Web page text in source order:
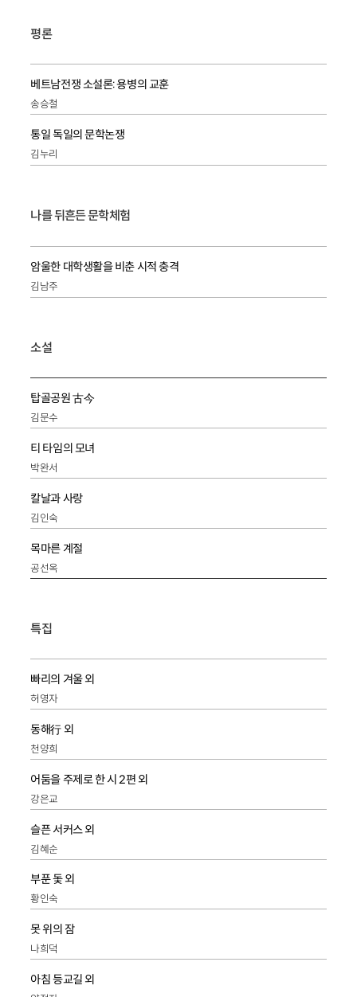
평론
베트남전쟁 소설론: 용병의 교훈
송승철
통일 독일의 문학논쟁
김누리
나를 뒤흔든 문학체험
암울한 대학생활을 비춘 시적 충격
김남주
소설
탑골공원 古今
김문수
티 타임의 모녀
박완서
칼날과 사랑
김인숙
목마른 계절
공선옥
특집
빠리의 겨울 외
허영자
동해行 외
천양희
어둠을 주제로 한 시 2편 외
강은교
슬픈 서커스 외
김혜순
부푼 돛 외
황인숙
못 위의 잠
나희덕
아침 등교길 외